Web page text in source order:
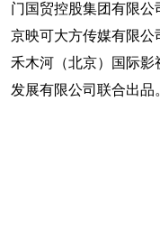
门国贸控股集团有限
京映可大方传媒有限公
禾木河（北京）国际
发展有限公司联合出品